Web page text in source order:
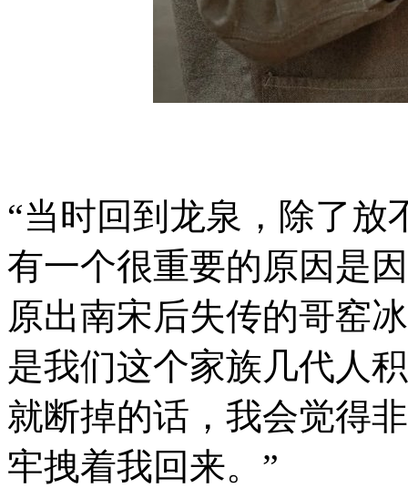
“当时回到龙泉，除了
有一个很重要的原因是
原出南宋后失传的哥窑
是我们这个家族几代人
就断掉的话，我会觉得
牢拽着我回来。”